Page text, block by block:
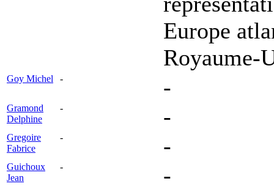
Europe
Royaume-
Goy Michel - -
Gramond
Delphine
- -
Gregoire
Fabrice
- -
Guichoux
Jean
- -